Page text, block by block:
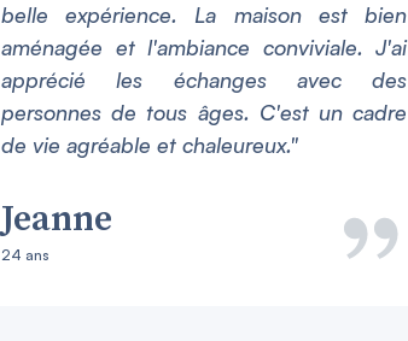
belle expérience. La maison est bien
aménagée et l'ambiance conviviale. J'ai
apprécié les échanges avec des
personnes de tous âges. C'est un cadre
de vie agréable et chaleureux."
Jeanne
24 ans